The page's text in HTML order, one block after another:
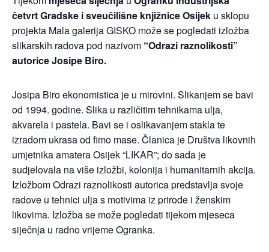
četvrt Gradske i sveučilišne knjižnice Osijek u sklopu
projekta Mala galerija GISKO može se pogledati izložba
slikarskih radova pod nazivom “Odrazi raznolikosti”
autorice Josipe Biro.
Josipa Biro ekonomistica je u mirovini. Slikanjem se bavi
od 1994. godine. Slika u različitim tehnikama ulja,
akvarela i pastela. Bavi se i oslikavanjem stakla te
izradom ukrasa od fimo mase. Članica je Društva likovnih
umjetnika amatera Osijek “LIKAR”; do sada je
sudjelovala na više izložbi, kolonija i humanitarnih akcija.
Izložbom Odrazi raznolikosti autorica predstavlja svoje
radove u tehnici ulja s motivima iz prirode i ženskim
likovima. Izložba se može pogledati tijekom mjeseca
siječnja u radno vrijeme Ogranka.